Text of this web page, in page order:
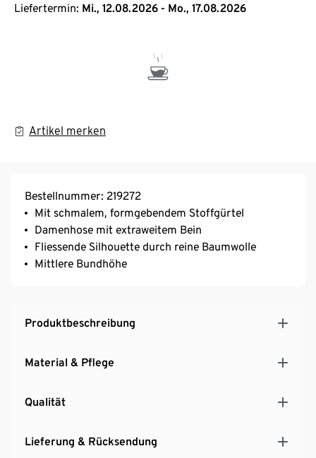
Liefertermin: Mi., 12.08.2026 - Mo., 17.08.2026
Artikel merken
Bestellnummer: 219272
Mit schmalem, formgebendem Stoffgürtel
Damenhose mit extraweitem Bein
Fliessende Silhouette durch reine Baumwolle
Mittlere Bundhöhe
Produktbeschreibung
Material & Pflege
Qualität
Lieferung & Rücksendung